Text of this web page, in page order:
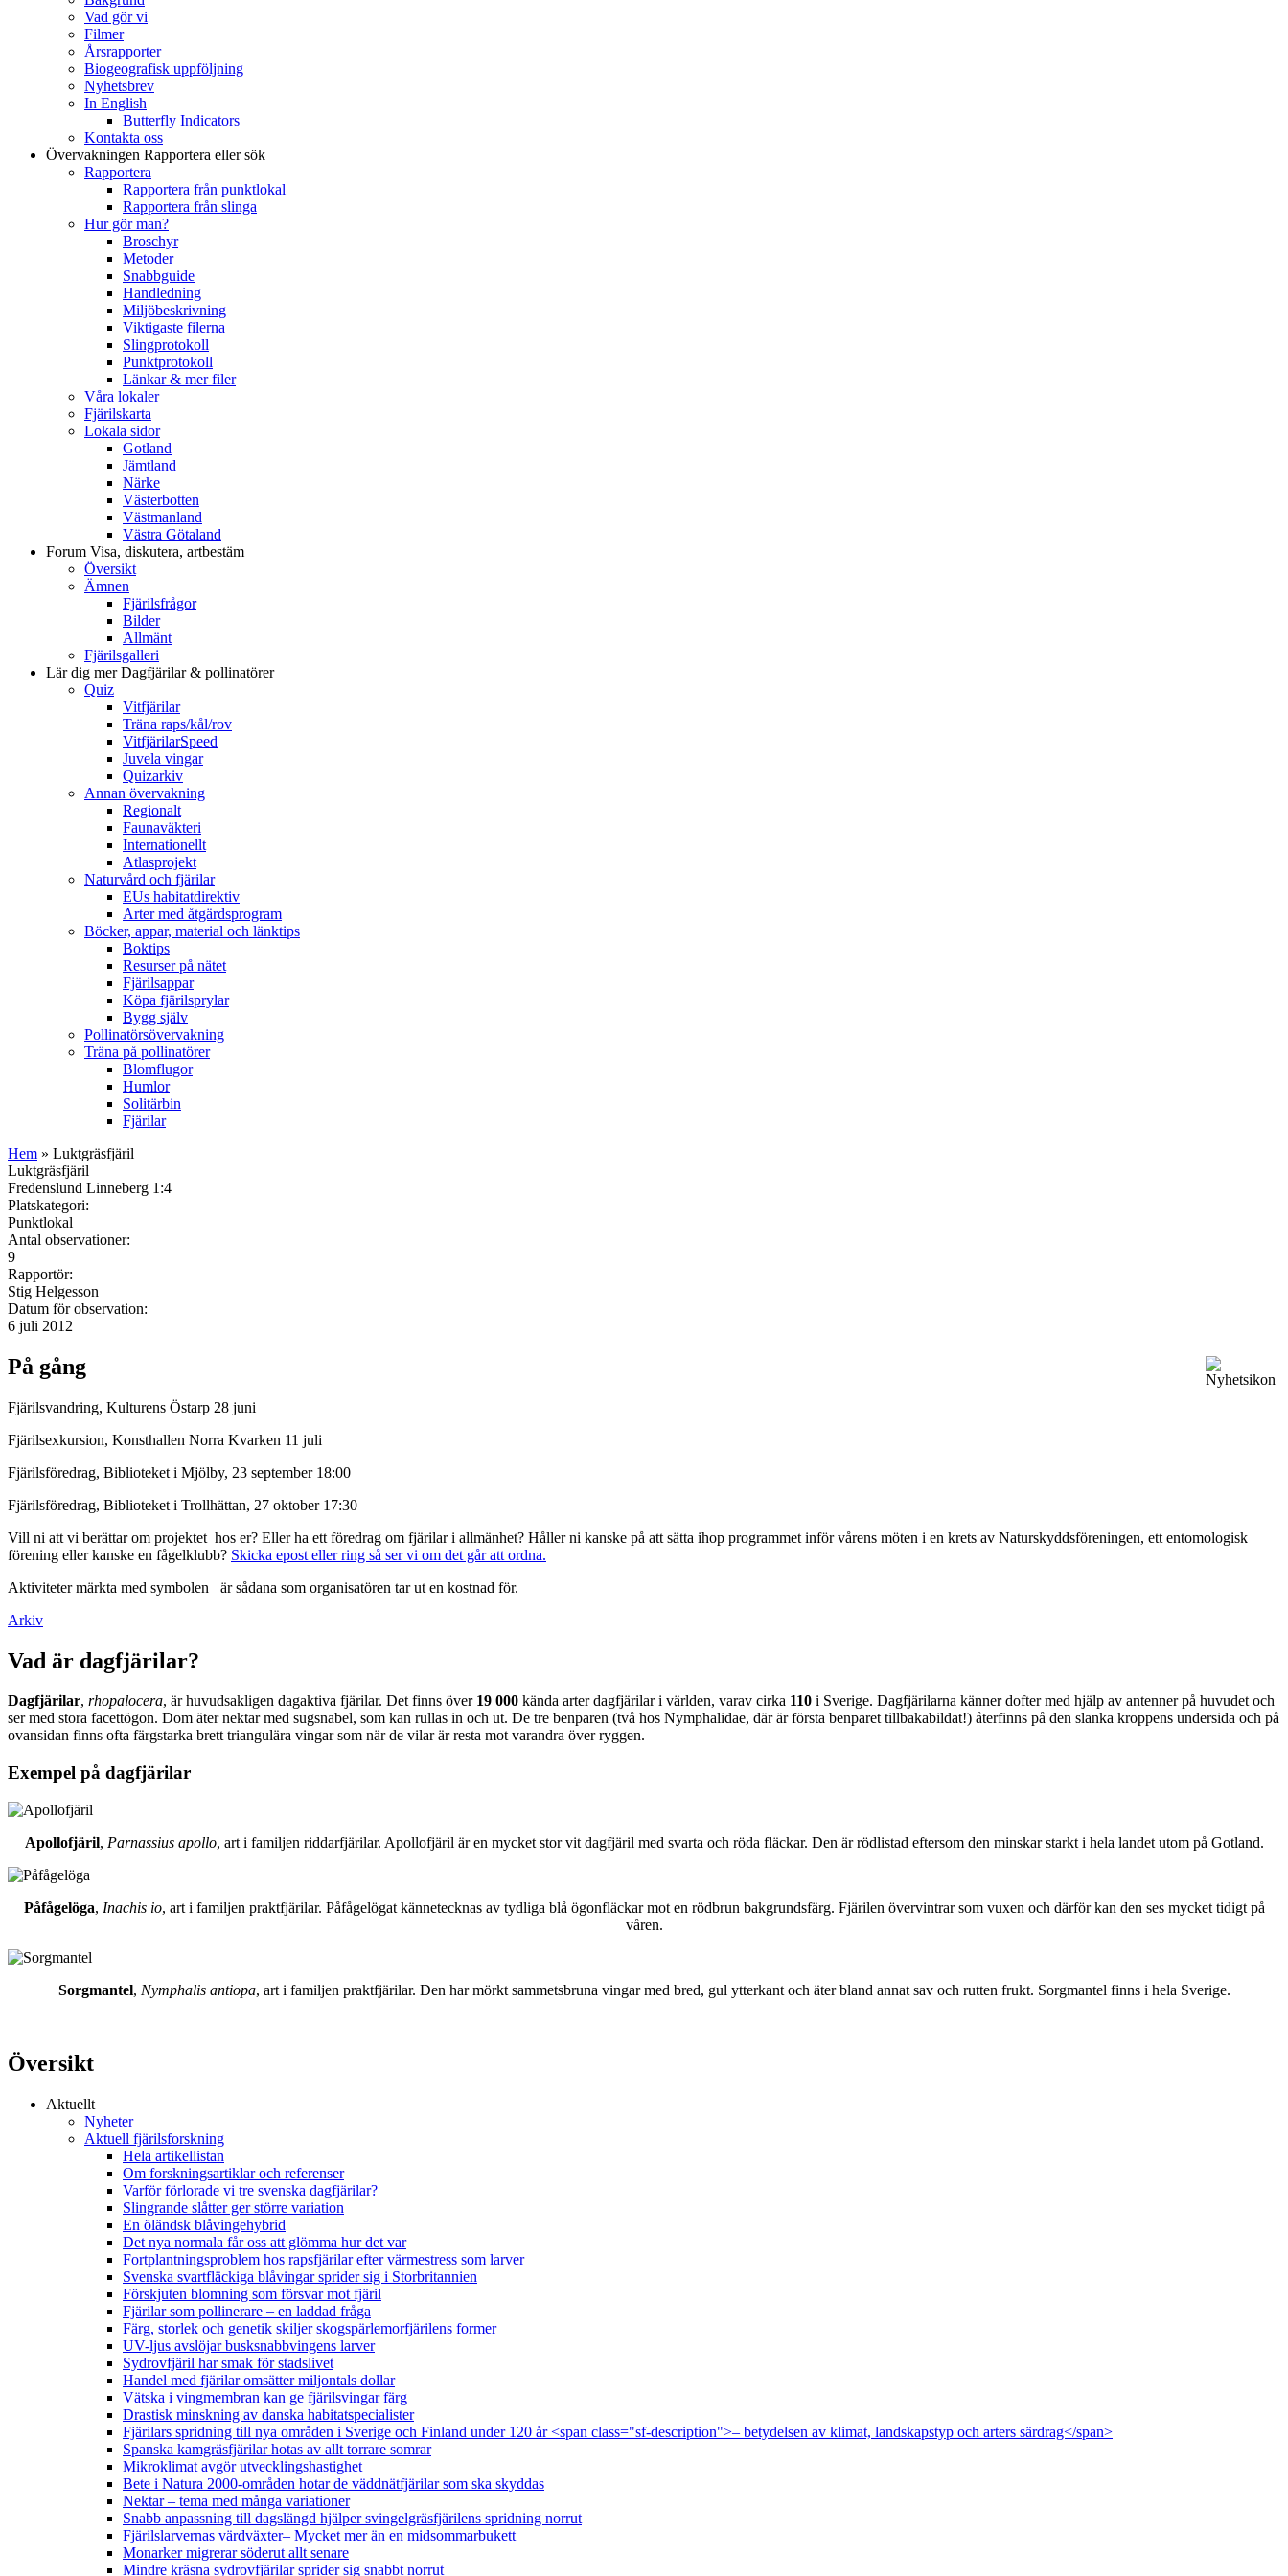
Vad gör vi
Filmer
Årsrapporter
Biogeografisk uppföljning
Nyhetsbrev
In English
Butterfly Indicators
Kontakta oss
Övervakningen Rapportera eller sök
Rapportera
Rapportera från punktlokal
Rapportera från slinga
Hur gör man?
Broschyr
Metoder
Snabbguide
Handledning
Miljöbeskrivning
Viktigaste filerna
Slingprotokoll
Punktprotokoll
Länkar & mer filer
Våra lokaler
Fjärilskarta
Lokala sidor
Gotland
Jämtland
Närke
Västerbotten
Västmanland
Västra Götaland
Forum Visa, diskutera, artbestäm
Översikt
Ämnen
Fjärilsfrågor
Bilder
Allmänt
Fjärilsgalleri
Lär dig merDagfjärilar & pollinatörer
Quiz
Vitfjärilar
Träna raps/kål/rov
VitfjärilarSpeed
Juvela vingar
Quizarkiv
Annan övervakning
Regionalt
Faunaväkteri
Internationellt
Atlasprojekt
Naturvård och fjärilar
EUs habitatdirektiv
Arter med åtgärdsprogram
Böcker, appar, material och länktips
Boktips
Resurser på nätet
Fjärilsappar
Köpa fjärilsprylar
Bygg själv
Pollinatörsövervakning
Träna på pollinatörer
Blomflugor
Humlor
Solitärbin
Fjärilar
Hem » Luktgräsfjäril
Luktgräsfjäril
Fredenslund Linneberg 1:4
Platskategori:
Punktlokal
Antal observationer:
9
Rapportör:
Stig Helgesson
Datum för observation:
6 juli 2012
På gång
Fjärilsvandring, Kulturens Östarp 28 juni
Fjärilsexkursion, Konsthallen Norra Kvarken 11 juli
Fjärilsföredrag, Biblioteket i Mjölby, 23 september 18:00
Fjärilsföredrag, Biblioteket i Trollhättan, 27 oktober 17:30
Vill ni att vi berättar om projektet hos er? Eller ha ett föredrag om fjärilar i allmänhet? Håller ni kanske på att sätta ihop programmet inför vårens möten i en krets av Naturskyddsföreningen, ett entomologisk
förening eller kanske en fågelklubb? Skicka epost eller ring så ser vi om det går att ordna.
Aktiviteter märkta med symbolen
är sådana som organisatören tar ut en kostnad för.
Arkiv
Vad är dagfjärilar?
Dagfjärilar, rhopalocera, är huvudsakligen dagaktiva fjärilar. Det finns över 19 000 kända arter dagfjärilar i världen, varav cirka 110 i Sverige. Dagfjärilarna känner dofter med hjälp av antenner på huvudet och
ser med stora facettögon. Dom äter nektar med sugsnabel, som kan rullas in och ut. De tre benparen (två hos Nymphalidae, där är första benparet tillbakabildat!) återfinns på den slanka kroppens undersida och på
ovansidan finns ofta färgstarka brett triangulära vingar som när de vilar är resta mot varandra över ryggen.
Exempel på dagfjärilar
Apollofjäril, Parnassius apollo, art i familjen riddarfjärilar. Apollofjäril är en mycket stor vit dagfjäril med svarta och röda fläckar. Den är rödlistad eftersom den minskar starkt i hela landet utom på Gotland.
Påfågelöga, Inachis io, art i familjen praktfjärilar. Påfågelögat kännetecknas av tydliga blå ögonfläckar mot en rödbrun bakgrundsfärg. Fjärilen övervintrar som vuxen och därför kan den ses mycket tidigt på
våren.
Sorgmantel, Nymphalis antiopa, art i familjen praktfjärilar. Den har mörkt sammetsbruna vingar med bred, gul ytterkant och äter bland annat sav och rutten frukt. Sorgmantel finns i hela Sverige.
Översikt
Aktuellt
Nyheter
Aktuell fjärilsforskning
Hela artikellistan
Om forskningsartiklar och referenser
Varför förlorade vi tre svenska dagfjärilar?
Slingrande slåtter ger större variation
En öländsk blåvingehybrid
Det nya normala får oss att glömma hur det var
Fortplantningsproblem hos rapsfjärilar efter värmestress som larver
Svenska svartfläckiga blåvingar sprider sig i Storbritannien
Förskjuten blomning som försvar mot fjäril
Fjärilar som pollinerare – en laddad fråga
Färg, storlek och genetik skiljer skogspärlemorfjärilens former
UV-ljus avslöjar busksnabbvingens larver
Sydrovfjäril har smak för stadslivet
Handel med fjärilar omsätter miljontals dollar
Vätska i vingmembran kan ge fjärilsvingar färg
Drastisk minskning av danska habitatspecialister
Fjärilars spridning till nya områden i Sverige och Finland under 120 år <span class="sf-description">– betydelsen av klimat, landskapstyp och arters särdrag</span>
Spanska kamgräsfjärilar hotas av allt torrare somrar
Mikroklimat avgör utvecklingshastighet
Bete i Natura 2000-områden hotar de väddnätfjärilar som ska skyddas
Nektar – tema med många variationer
Snabb anpassning till dagslängd hjälper svingelgräsfjärilens spridning norrut
Fjärilslarvernas värdväxter– Mycket mer än en midsommarbukett
Monarker migrerar söderut allt senare
Mindre kräsna sydrovfjärilar sprider sig snabbt norrut